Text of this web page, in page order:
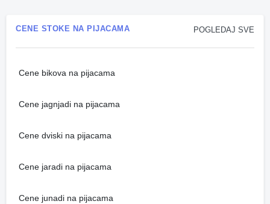
POGLEDAJ SVE
CENE STOKE NA PIJACAMA
Cene bikova na pijacama
Cene jagnjadi na pijacama
Cene dviski na pijacama
Cene jaradi na pijacama
Cene junadi na pijacama